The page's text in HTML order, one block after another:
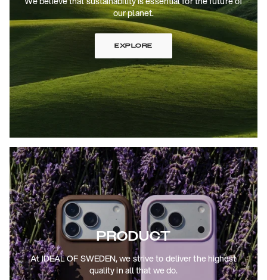
our planet.
EXPLORE
PRODUCT
At IDEAL OF SWEDEN, we strive to deliver the highest
quality in all that we do.